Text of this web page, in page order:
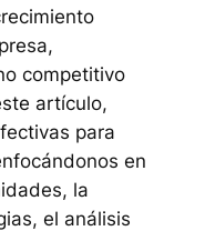
competitivo
artículo,
para
en
la
el análisis